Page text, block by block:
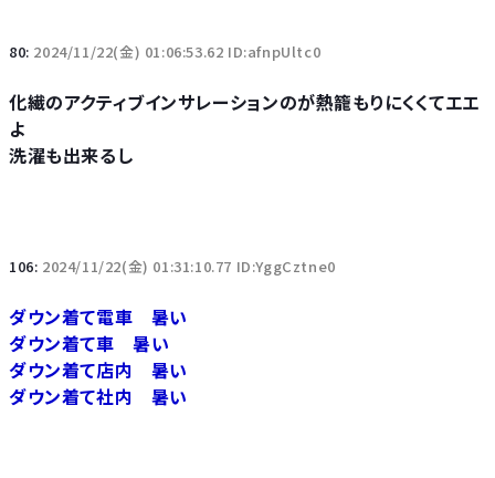
80: 2024/11/22(金) 01:06:53.62 ID:afnpUltc0
化繊のアクティブインサレーションのが熱籠もりにくくてエエ
よ
洗濯も出来るし
106: 2024/11/22(金) 01:31:10.77 ID:YggCztne0
ダウン着て電車 暑い
ダウン着て車 暑い
ダウン着て店内 暑い
ダウン着て社内 暑い